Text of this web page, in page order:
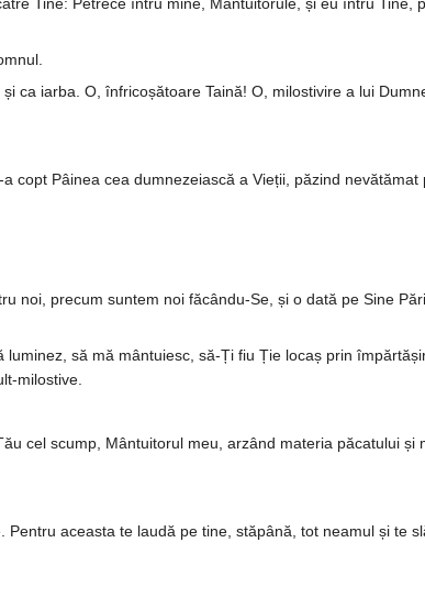
Tine: Pe­­­trece întru mine, Mântuitorule, și eu întru
ca iarba. O, în­fri­­­co­șă­toare Taină! O, mi­losti­vire a lui
copt Pâinea cea dumnezeiască a Vieții, păzind
noi, precum suntem noi făcându-Se, și o dată pe Sine
să mă mântuiesc, să-Ți fiu Ție locaș prin
milostive.
cel scump, Mân­­tuitorul meu, arzând materia pă­catului
aceasta te laudă pe tine, stăpână, tot neamul și te